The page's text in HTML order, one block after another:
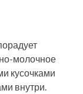
молочное
кусочками
внутри.